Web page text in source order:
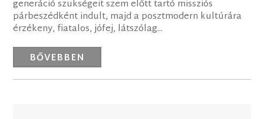
generáció szükségeit szem előtt tartó missziós
párbeszédként indult, majd a posztmodern kultúrára
érzékeny, fiatalos, jófej, látszólag...
BŐVEBBEN